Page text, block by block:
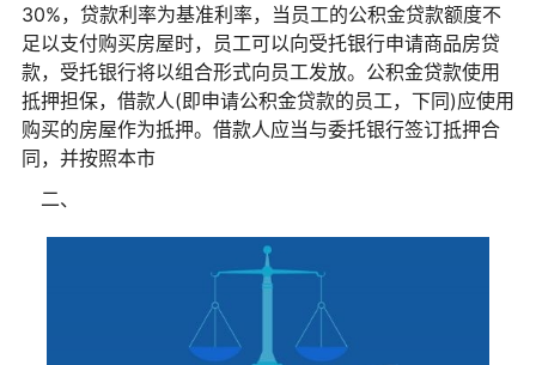
30%，贷款利率为基准利率，当员工的公积金贷款额度不
足以支付购买房屋时，员工可以向受托银行申请商品房贷
款，受托银行将以组合形式向员工发放。公积金贷款使用
抵押担保，借款人(即申请公积金贷款的员工，下同)应使用
购买的房屋作为抵押。借款人应当与委托银行签订抵押合
同，并按照本市
二、